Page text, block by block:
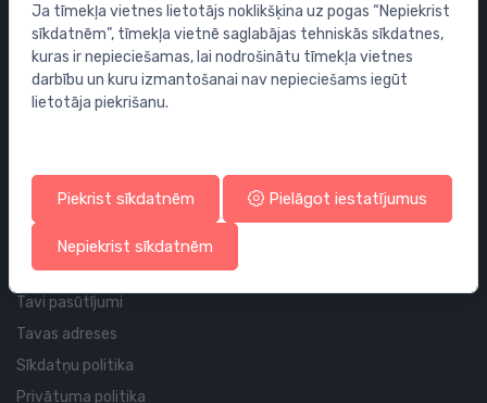
Vannas istabas piederumi
Mēbeles
Rāmji un skalošanas sistēmas
Sifoni
Cauruļvadi un Veidgabali
Profila un piegādes informācija
Tavs konts
Tavi pasūtījumi
Tavas adreses
Sīkdatņu politika
Privātuma politika
Ja tīmekļa vietnes lietotājs noklikšķina uz pogas “Nepiekrist
sīkdatnēm”, tīmekļa vietnē saglabājas tehniskās sīkdatnes,
kuras ir nepieciešamas, lai nodrošinātu tīmekļa vietnes
darbību un kuru izmantošanai nav nepieciešams iegūt
lietotāja piekrišanu.
Piekrist sīkdatnēm Pielāgot iestatījumus
Nepiekrist sīkdatnēm